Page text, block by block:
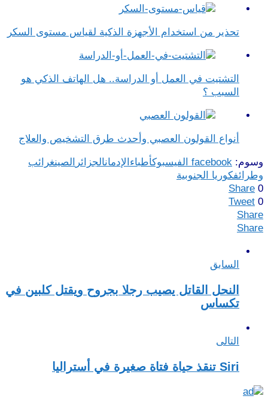
تحذير من استخدام الأجهزة الذكية لقياس مستوى السكر
التشتيت في العمل أو الدراسة.. هل الهاتف الذكي هو
السبب ؟
أنواع القولون العصبي وأحدث طرق التشخيص والعلاج
وسوم: facebook الفيسبوك أطباء الإدمانالجزائر الصينغرائب
وطرائفكوريا الجنوبية
Share 0
Tweet 0
Share
Share
السابق
النحل القاتل يصيب رجلا بجروح ويقتل كلبين في
تكساس
التالى
Siri تنقذ حياة فتاة صغيرة في أستراليا